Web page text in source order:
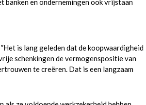
banken en ondernemingen ook vrijstaan
is lang geleden dat de koopwaardigheid
schenkingen de vermogenspositie van
te creëren. Dat is een langzaam